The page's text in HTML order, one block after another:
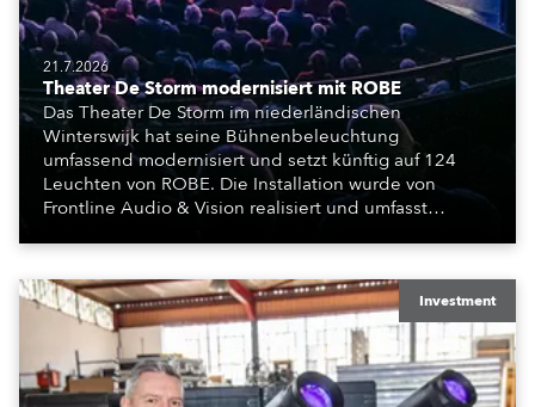
21.7.2026
Theater De Storm modernisiert mit ROBE
Das Theater De Storm im niederländischen
Winterswijk hat seine Bühnenbeleuchtung
umfassend modernisiert und setzt künftig auf 124
Leuchten von ROBE. Die Installation wurde von
Frontline Audio & Vision realisiert und umfasst
Leuchten für die beiden Veranstaltungssäle des
Hauses.
Investment